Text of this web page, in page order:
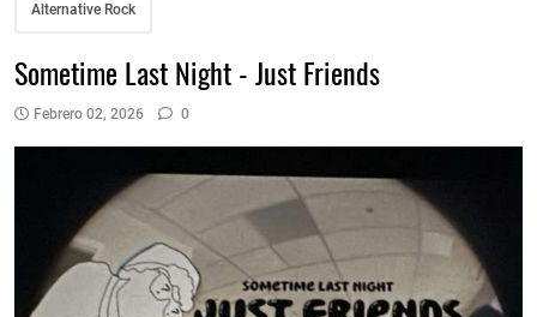
Alternative Rock
Sometime Last Night - Just Friends
Febrero 02, 2026 0